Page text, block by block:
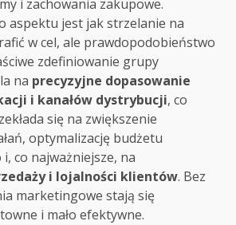
i zachowania zakupowe.
aspektu jest jak strzelanie na
w cel, ale prawdopodobieństwo
zdefiniowanie grupy
na precyzyjne dopasowanie
i kanałów dystrybucji, co
się na zwiększenie
optymalizację budżetu
co najważniejsze, na
i lojalności klientów. Bez
marketingowe stają się
i mało efektywne.